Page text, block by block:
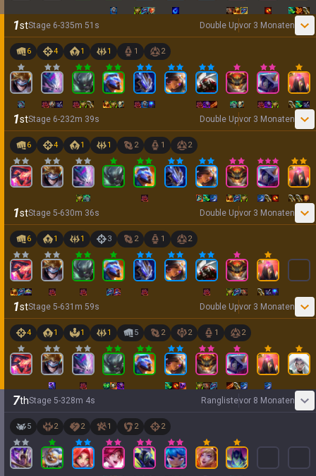
1stStage 6-335m 51 s Double Upvor 3 Monaten
6 4 1 1 1 2
1stStage 6-232m 39s Double Upvor 3 Monaten
6 4 1 1 2 1 2
1stStage 5-630m 36s Double Upvor 3 Monaten
6 1 1 3 2 1 2
1stStage 5-631 m 59s Double Upvor 3 Monaten
4 1 1 1 5 2 2 1 2
7thStage 5-328m 4s Ranglistevor 8 Monaten
5 2 2 1 2 2